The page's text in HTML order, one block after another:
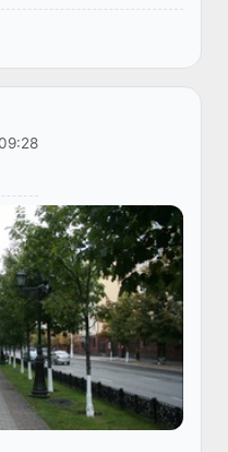
kuzatilgan juda
birinchi